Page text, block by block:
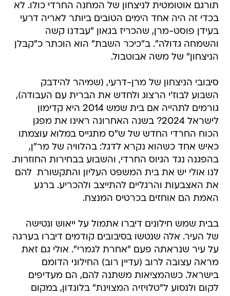
תורגם אוטומטית לניצחון של המחנה החרדי כולו. לא
בכדי זה היה אחד הימים הטובים ביותר לאריה דרעי
בעידן פוסט-מרן, שהכריז בגאון "עבדנו קשה
והשמחה גדולה". ב"כיכר השבת" הוא הוכתר כ"קבלן
הניצחון" של משה אבוטבול.
סיבובי הניצחון של מרן-דרעי, (שמיהר להידבק
השבוע לבוז'י הרצוג ולחדש את הברית עם העבודה),
גורמים לתהייה אם בית שמש 2014 היא קדימון
לישראל 2024? בשנה האחרונה ראינו את מפגן
הכוח החרדי החדש של ש"ס מתגייס במלוא עוצמתו
כאיש אחד כשהוא נקרא לדגל: בהלוויה של מר"ן,
בהפגנה נגד הגיוס החרדי, והשבוע בבחירות החוזרות.
לנו אולי יש את בית המשפט העליון והתקשורת  להם
את האצבעות והרגליים להתייצב ולהכריע. ברגע
האמת הם אוחזים בכרטיס המנצח.
בבית שמש חילונים דיברו אתמול על ייאוש ונטישה
של העיר. אלה שנטשו בסיבובים קודמים דיברו בערגה
על עיר שנראתה פעם "אחרת לגמרי". אולי גם זאת
מראה עצובה לרוב (עדיין רוב) החילוני הדומם
בישראל. כשהמציאות משתנה להם, הם מעדיפים
לקום ולנסוע ל"טלויזיה המצוינת" בלונדון, במקום